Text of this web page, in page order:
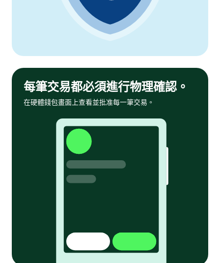
每筆交易都必須進行物理確認。
在硬體錢包畫面上查看並批准每一筆交易。